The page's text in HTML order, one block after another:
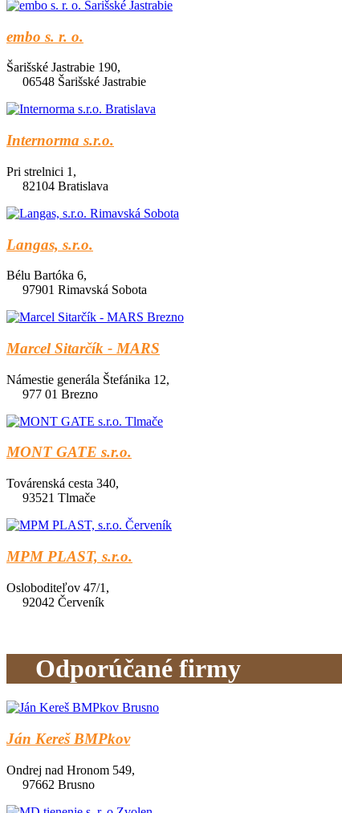
embo s. r. o.
Šarišské Jastrabie 190,
06548 Šarišské Jastrabie
Internorma s.r.o.
Pri strelnici 1,
82104 Bratislava
Langas, s.r.o.
Bélu Bartóka 6,
97901 Rimavská Sobota
Marcel Sitarčík - MARS
Námestie generála Štefánika 12,
977 01 Brezno
MONT GATE s.r.o.
Továrenská cesta 340,
93521 Tlmače
MPM PLAST, s.r.o.
Osloboditeľov 47/1,
92042 Červeník
Odporúčané firmy
Ján Kereš BMPkov
Ondrej nad Hronom 549,
97662 Brusno